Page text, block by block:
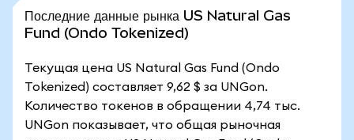
Последние данные рынка US Natural Gas
Fund (Ondo Tokenized)
Текущая цена US Natural Gas Fund (Ondo
Tokenized) составляет 9,62 $ за UNGon.
Количество токенов в обращении 4,74 тыс.
UNGon показывает, что общая рыночная